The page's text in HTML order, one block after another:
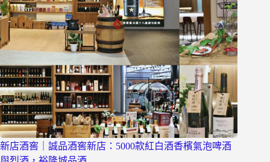
新店酒窖｜誠品酒窖新店：5000款紅白酒香檳氣泡啤酒